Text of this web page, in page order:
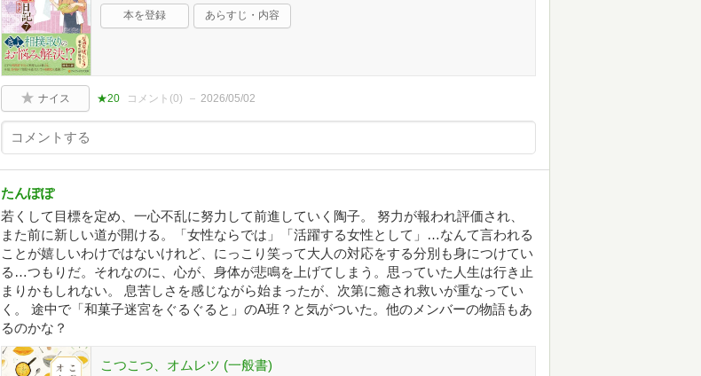
本を登録 あらすじ・内容
ナイス ★20 コメント(0) 2026/05/02
たんぽぽ
若くして目標を定め、一心不乱に努力して前進していく陶子。 努力が報われ評価され、
また前に新しい道が開ける。「女性ならでは」「活躍する女性として」…なんて言われる
ことが嬉しいわけではないけれど、にっこり笑って大人の対応をする分別も身につけてい
る…つもりだ。それなのに、心が、身体が悲鳴を上げてしまう。思っていた人生は行き止
まりかもしれない。 息苦しさを感じながら始まったが、次第に癒され救いが重なってい
く。 途中で「和菓子迷宮をぐるぐると」のA班？と気がついた。他のメンバーの物語もあ
るのかな？
こつこつ、オムレツ (一般書)